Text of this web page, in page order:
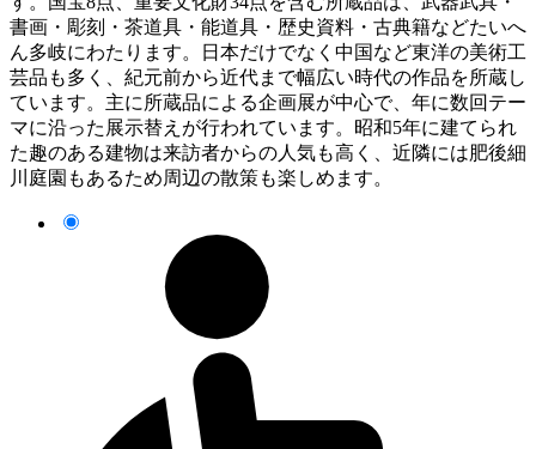
書画・彫刻・茶道具・能道具・歴史資料・古典籍などたいへ
ん多岐にわたります。日本だけでなく中国など東洋の美術工
芸品も多く、紀元前から近代まで幅広い時代の作品を所蔵し
ています。主に所蔵品による企画展が中心で、年に数回テー
マに沿った展示替えが行われています。昭和5年に建てられ
た趣のある建物は来訪者からの人気も高く、近隣には肥後細
川庭園もあるため周辺の散策も楽しめます。